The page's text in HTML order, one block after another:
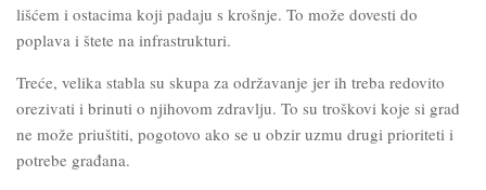
lišćem i ostacima koji padaju s krošnje. To može dovesti do
poplava i štete na infrastrukturi.
Treće, velika stabla su skupa za održavanje jer ih treba redovito
orezivati i brinuti o njihovom zdravlju. To su troškovi koje si grad
ne može priuštiti, pogotovo ako se u obzir uzmu drugi prioriteti i
potrebe građana.